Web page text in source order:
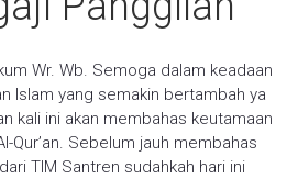
Wr. Wb. Semoga dalam keadaan
Islam yang semakin bertambah ya
kali ini akan membahas keutamaan
Qur’an. Sebelum jauh membahas
TIM Santren sudahkah hari ini